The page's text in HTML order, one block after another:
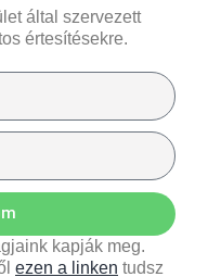
által szervezett
értesítésekre.
kapják meg.
ezen a linken tudsz